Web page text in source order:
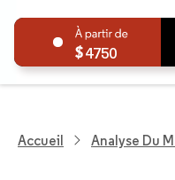
4750
Accueil Analyse Du